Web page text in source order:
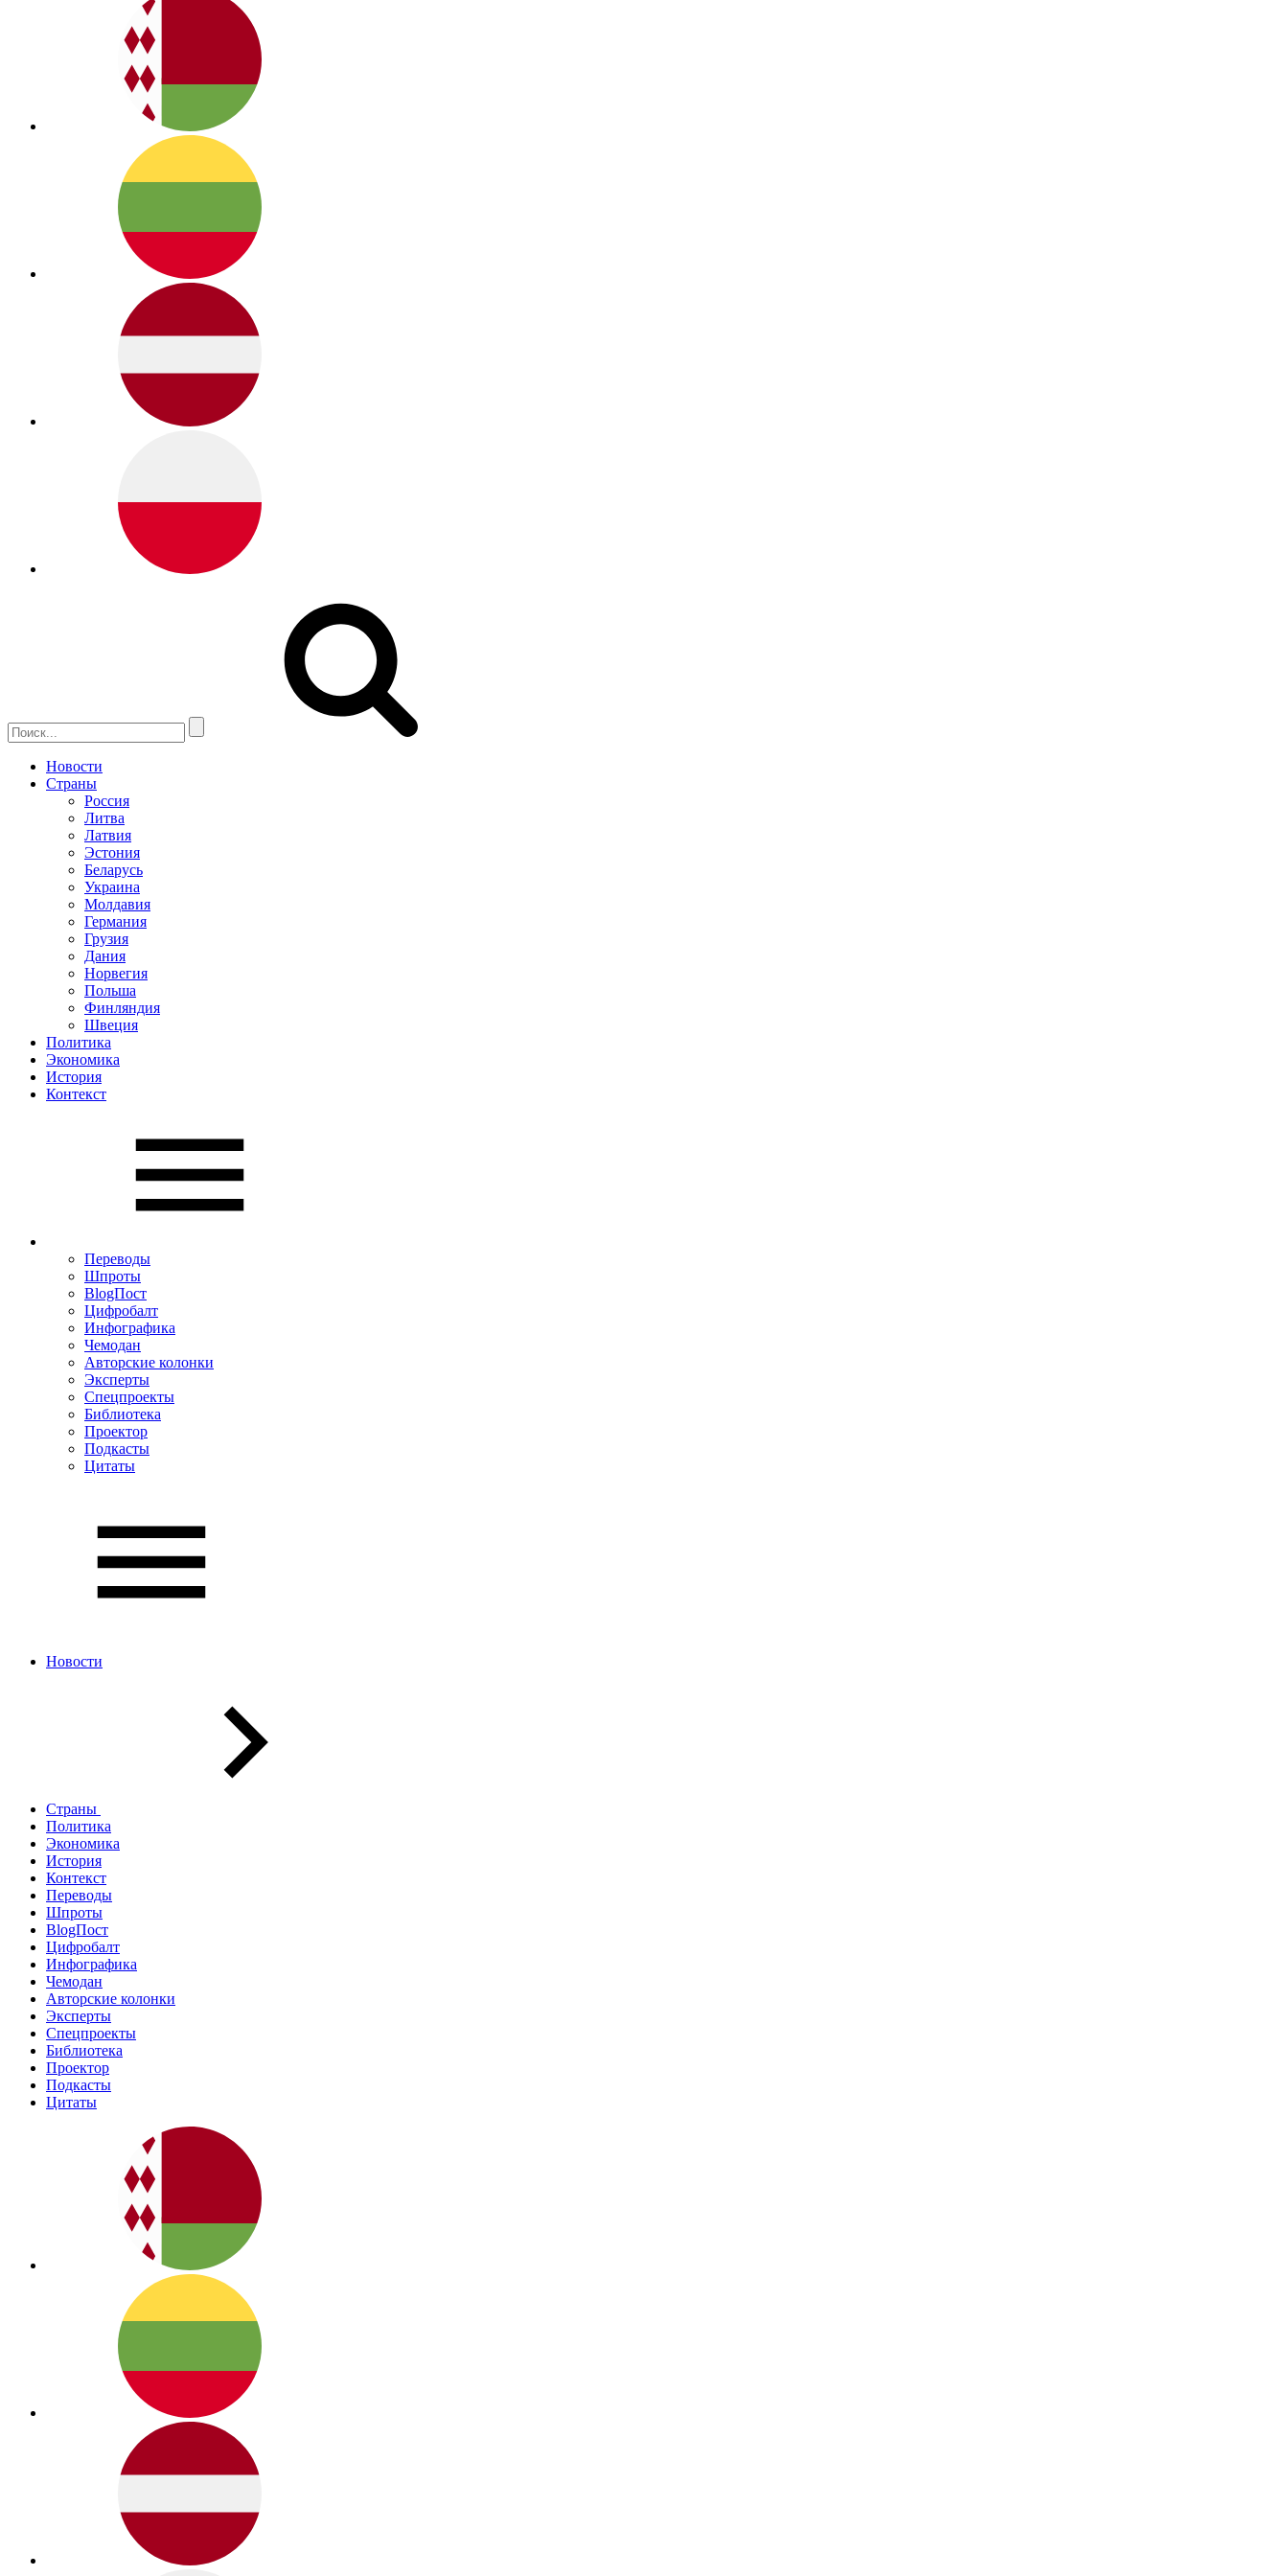
Новости
Страны
Россия
Литва
Латвия
Эстония
Беларусь
Украина
Молдавия
Германия
Грузия
Дания
Норвегия
Польша
Финляндия
Швеция
Политика
Экономика
История
Контекст
Переводы
Шпроты
BlogПост
Цифробалт
Инфографика
Чемодан
Авторские колонки
Эксперты
Спецпроекты
Библиотека
Проектор
Подкасты
Цитаты
Новости
Страны
Политика
Экономика
История
Контекст
Переводы
Шпроты
BlogПост
Цифробалт
Инфографика
Чемодан
Авторские колонки
Эксперты
Спецпроекты
Библиотека
Проектор
Подкасты
Цитаты